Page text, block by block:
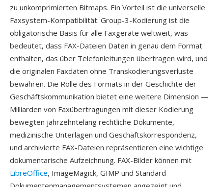
zu unkomprimierten Bitmaps. Ein Vorteil ist die universelle
Faxsystem-Kompatibilität: Group-3-Kodierung ist die
obligatorische Basis für alle Faxgeräte weltweit, was
bedeutet, dass FAX-Dateien Daten in genau dem Format
enthalten, das über Telefonleitungen übertragen wird, und
die originalen Faxdaten ohne Transkodierungsverluste
bewahren. Die Rolle des Formats in der Geschichte der
Geschäftskommunikation bietet eine weitere Dimension —
Milliarden von Faxübertragungen mit dieser Kodierung
bewegten jahrzehntelang rechtliche Dokumente,
medizinische Unterlagen und Geschäftskorrespondenz,
und archivierte FAX-Dateien repräsentieren eine wichtige
dokumentarische Aufzeichnung. FAX-Bilder können mit
LibreOffice, ImageMagick, GIMP und Standard-